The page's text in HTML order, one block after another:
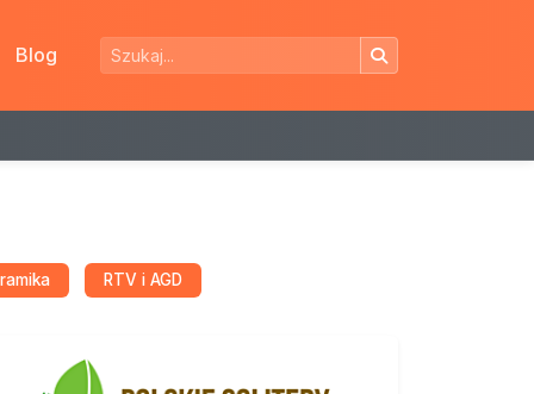
Blog
RTV i AGD